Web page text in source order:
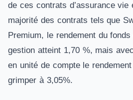
de ces contrats d’assurance
majorité des contrats tels que
Premium, le rendement du
gestion atteint 1,70 %, mais
en unité de compte le
grimper à 3,05%.